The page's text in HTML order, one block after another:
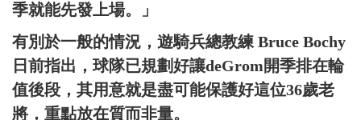
季就能先發上場。」
有別於一般的情況，遊騎兵總教練 Bruce Bochy
日前指出，球隊已規劃好讓deGrom開季排在輪
值後段，其用意就是盡可能保護好這位36歲老
將，重點放在質而非量。